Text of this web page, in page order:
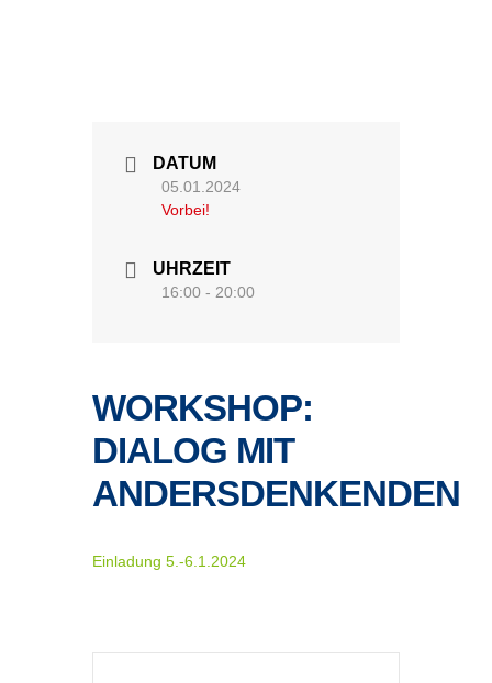
DATUM
05.01.2024
Vorbei!
UHRZEIT
16:00 - 20:00
WORKSHOP:
DIALOG MIT
ANDERSDENKENDEN
Einladung 5.-6.1.2024